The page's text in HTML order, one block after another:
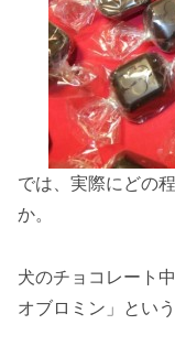
では、実際にどの
か。
犬のチョコレート
オブロミン」とい